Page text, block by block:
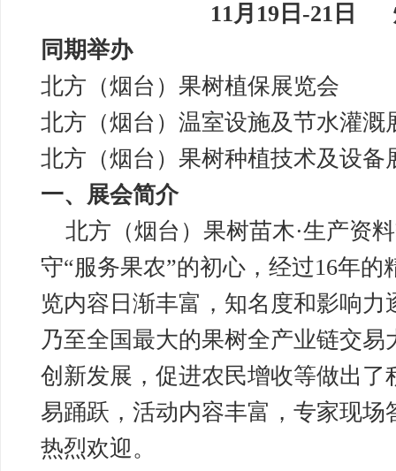
11月19日-21日
同期举办
北方（烟台）果树植保展览会
北方（烟台）温室设施及节水灌溉
北方（烟台）果树种植技术及设备
一、展会简介
北方（烟台）果树苗木·生产资
守“服务果农”的初心，经过16年
览内容日渐丰富，知名度和影响
乃至全国最大的果树全产业链交
创新发展，促进农民增收等做出
易踊跃，活动内容丰富，专家现
热烈欢迎。